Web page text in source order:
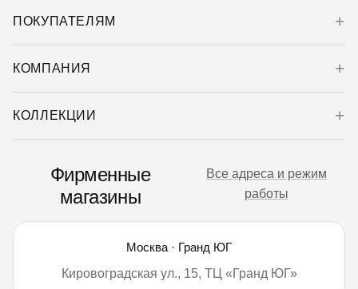
ПОКУПАТЕЛЯМ
КОМПАНИЯ
КОЛЛЕКЦИИ
Фирменные
магазины
Все адреса и режим
работы
Москва · Гранд ЮГ
Кировоградская ул., 15, ТЦ «Гранд ЮГ»